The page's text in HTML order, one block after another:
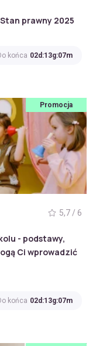
prawny 2025
końca 02d:13g:07m
Promocja
5,7 / 6
- podstawy,
Ci wprowadzić
końca 02d:13g:07m